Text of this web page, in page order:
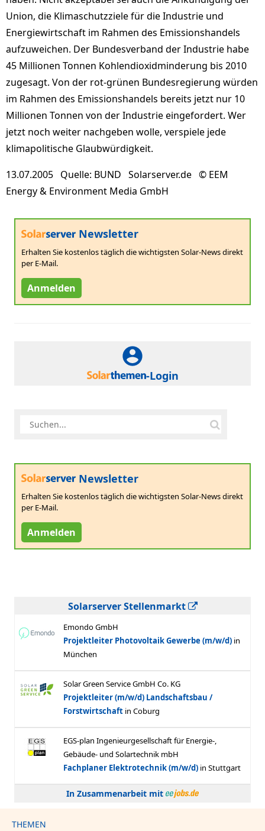
Union, die Klimaschutzziele für die Industrie und
Energiewirtschaft im Rahmen des Emissionshandels
aufzuweichen. Der Bundesverband der Industrie habe
45 Millionen Tonnen Kohlendioxidminderung bis 2010
zugesagt. Von der rot-grünen Bundesregierung würden
im Rahmen des Emissionshandels bereits jetzt nur 10
Millionen Tonnen von der Industrie eingefordert. Wer
jetzt noch weiter nachgeben wolle, verspiele jede
klimapolitische Glaubwürdigkeit.
13.07.2005 Quelle: BUND Solarserver.de © EEM
Energy & Environment Media GmbH
Newsletter
Erhalten Sie kostenlos täglich die wichtigsten Solar-News direkt
per E-Mail.
Anmelden
-Login
Newsletter
Erhalten Sie kostenlos täglich die wichtigsten Solar-News direkt
per E-Mail.
Anmelden
Solarserver Stellenmarkt
In Zusammenarbeit mit
THEMEN